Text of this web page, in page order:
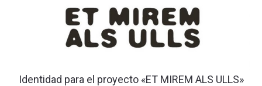
Identidad para el proyecto «ET MIREM ALS ULLS»